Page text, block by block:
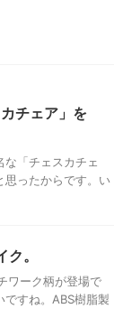
チェア」を
「チェスカチェ
思ったからです。い
。
ワーク柄が登場で
すね。ABS樹脂製